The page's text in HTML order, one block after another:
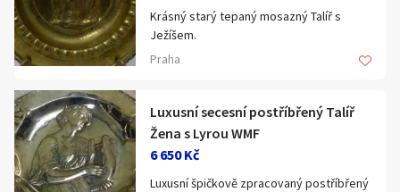
Krásný starý tepaný mosazný Talíř s
Ježíšem.
Rozměry: výška 4cm, průměr 27cm.
Praha
Luxusní secesní postříbřený Talíř
Žena s Lyrou WMF
6 650 Kč
Luxusní špičkově zpracovaný postříbřený
Hledat v textu
Nabídka/poptávka